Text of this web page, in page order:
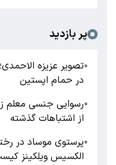
پر بازدید
●تصویر عزیزه
در حمام اپستین
●
از اشتباهات گذشته
●پرستوی موساد در
الکسیس ویلکینز